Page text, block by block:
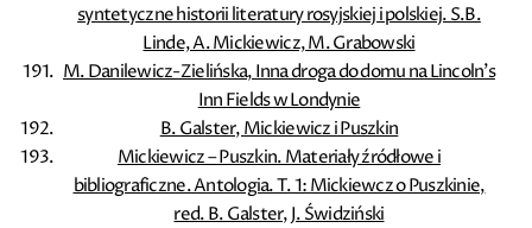
syntetyczne historii literatury rosyjskiej i polskiej. S.B.
Linde, A. Mickiewicz, M. Grabowski
M. Danilewicz-Zielińska, Inna droga do domu na Lincoln's
Inn Fields w Londynie
B. Galster, Mickiewicz i Puszkin
Mickiewicz – Puszkin. Materiały źródłowe i
bibliograficzne. Antologia. T. 1: Mickiewcz o Puszkinie,
red. B. Galster, J. Świdziński